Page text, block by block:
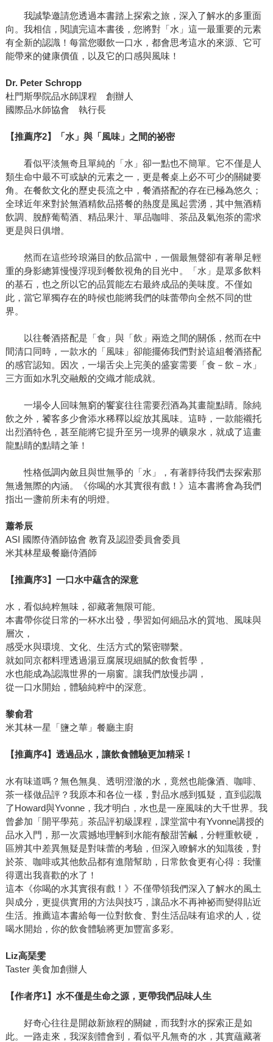
我誠摯邀請您透過本書踏上探索之旅，深入了解水的多重面
向。我相信，閱讀完這本書後，您將對「水」這一最重要的元素
有全新的認識！每當您啜飲一口水，都會思考這水的來源、它可
能帶來的健康價值，以及它的口感與風味！
Dr. Peter Schropp
杜門斯學院品水師課程 創辦人
國際品水師協會 執行長
【推薦序2】「水」與「風味」之間的祕密
看似平淡無奇且單純的「水」卻一點也不簡單。它不僅是人
類生命中最不可或缺的元素之一，更是餐桌上必不可少的關鍵要
角。在餐飲文化的歷史長流之中，餐酒搭配的存在已極為悠久；
全球近年來對於無酒精飲品搭餐的熱度是風起雲湧，其中無酒精
飲調、脫醇葡萄酒、精品果汁、單品咖啡、茶品及氣泡茶的需求
更是與日俱增。
然而在這些玲琅滿目的飲品當中，一個最無聲卻有著舉足輕
重的身影總算慢慢浮現到餐飲視角的目光中。「水」是眾多飲料
的基石，也之所以它的品質能左右最終成品的美味度。不僅如
此，當它單獨存在的時候也能將我們的味蕾帶向全然不同的世
界。
以往餐酒搭配是「食」與「飲」兩造之間的關係，然而在中
間清口同時，一款水的「風味」卻能擺佈我們對於這組餐酒搭配
的感官認知。因次，一場舌尖上完美的盛宴需要「食－飲－水」
三方面如水乳交融般的交織才能成就。
一場令人回味無窮的饗宴往往需要烈酒為其畫龍點睛。除純
飲之外，饕客多少會添水稀釋以綻放其風味。這時，一款能襯托
出烈酒特色，甚至能將它提升至另一境界的礦泉水，就成了這畫
龍點睛的點睛之筆！
性格低調內斂且與世無爭的「水」，有著靜待我們去探索那
無邊無際的內涵。《你喝的水其實很有戲！》這本書將會為我們
指出一盞前所未有的明燈。
蕭希辰
ASI 國際侍酒師協會 教育及認證委員會委員
米其林星級餐廳侍酒師
【推薦序3】一口水中蘊含的深意
水，看似純粹無味，卻藏著無限可能。
本書帶你從日常的一杯水出發，學習如何細品水的質地、風味與
層次，
感受水與環境、文化、生活方式的緊密聯繫。
就如同京都料理透過湯豆腐展現細膩的飲食哲學，
水也能成為認識世界的一扇窗。讓我們放慢步調，
從一口水開始，體驗純粹中的深意。
黎俞君
米其林一星「鹽之華」餐廳主廚
【推薦序4】 透過品水，讓飲食體驗更加精采！
水有味道嗎？無色無臭、透明澄澈的水，竟然也能像酒、咖啡、
茶一樣做品評？我原本和各位一樣，對品水感到狐疑，直到認識
了Howard與Yvonne，我才明白，水也是一座風味的大千世界。我
曾參加「開平學苑」茶品評初級課程，課堂當中有Yvonne講授的
品水入門，那一次震撼地理解到水能有酸甜苦鹹，分輕重軟硬，
區辨其中差異無疑是對味蕾的考驗，但深入瞭解水的知識後，對
於茶、咖啡或其他飲品都有進階幫助，日常飲食更有心得：我懂
得選出我喜歡的水了！
這本《你喝的水其實很有戲！》不僅帶領我們深入了解水的風土
與成分，更提供實用的方法與技巧，讓品水不再神祕而變得貼近
生活。推薦這本書給每一位對飲食、對生活品味有追求的人，從
喝水開始，你的飲食體驗將更加豐富多彩。
Liz高琹雯
Taster 美食加創辦人
【作者序1】水不僅是生命之源，更帶我們品味人生
好奇心往往是開啟新旅程的關鍵，而我對水的探索正是如
此。一路走來，我深刻體會到，看似平凡無奇的水，其實蘊藏著